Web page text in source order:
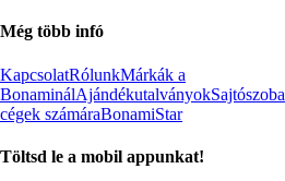
Még több infó
KapcsolatRólunkMárkák a
BonaminálAjándékutalványokSajtószoba
cégek számáraBonamiStar
Töltsd le a mobil appunkat!